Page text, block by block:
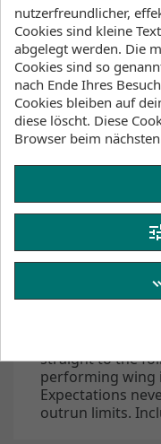
Beschreibung
No compromise.
riders who want
sharper. It
instant
explosive speed
lag between
reaches. Steep
reacts with
pressure. It
ramping up
at full tilt. It
perfect for
in freestyle,
frame is tighter.
straight to the
performing wing
Expectations
outrun limits.
nutzerfreundlicher,
Cookies sind kleine
abgelegt werden. Die
Cookies sind so
nach Ende Ihres
Cookies bleiben auf
diese löscht. Diese
Browser beim